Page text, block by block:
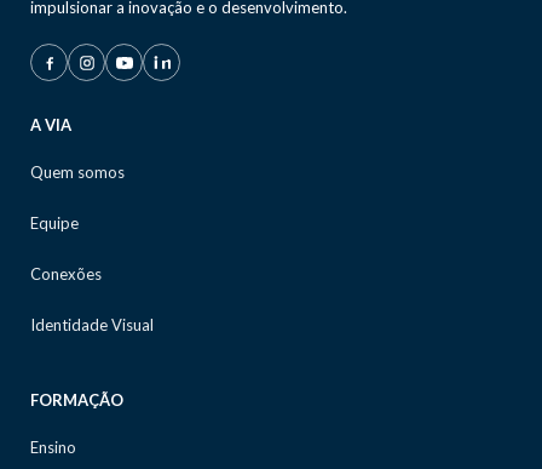
impulsionar a inovação e o desenvolvimento.
A VIA
Quem somos
Equipe
Conexões
Identidade Visual
FORMAÇÃO
Ensino